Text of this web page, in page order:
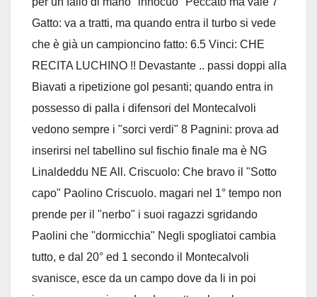
Gatto: va a tratti, ma quando entra il turbo si vede
che è già un campioncino fatto: 6.5 Vinci: CHE
RECITA LUCHINO !! Devastante .. passi doppi alla
Biavati a ripetizione gol pesanti; quando entra in
possesso di palla i difensori del Montecalvoli
vedono sempre i "sorci verdi" 8 Pagnini: prova ad
inserirsi nel tabellino sul fischio finale ma è NG
Linaldeddu NE All. Criscuolo: Che bravo il "Sotto
capo" Paolino Criscuolo. magari nel 1° tempo non
prende per il "nerbo" i suoi ragazzi sgridando
Paolini che "dormicchia" Negli spogliatoi cambia
tutto, e dal 20° ed 1 secondo il Montecalvoli
svanisce, esce da un campo dove da li in poi